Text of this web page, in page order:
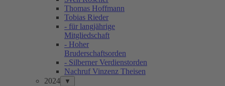
Thomas Hoffmann
Tobias Rieder
- für langjährige
Mitgliedschaft
- Hoher
Bruderschaftsorden
- Silberner Verdienstorden
Nachruf Vinzenz Theisen
2024
▼